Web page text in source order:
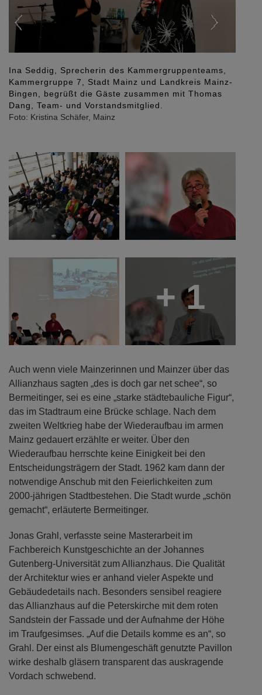
Ina Seddig, Sprecherin des Kammergruppenteams,
Kammergruppe 7, Stadt Mainz und Landkreis Mainz-
Bingen, begrüßt die Gäste zusammen mit Thomas
Dang, Team- und Vorstandsmitglied.
Foto: Kristina Schäfer, Mainz
+ 1
Auch wenn viele Mainzerinnen und Mainzer über das
Allianzhaus sagten „des is doch gar net schee“, so
Bermeitinger, sei es eine „starke städtebauliche Figur“,
das im Stadtraum eine Brücke schlage. Nach dem
zweiten Weltkrieg habe der Wiederaufbau im armen
Mainz gedauert erzählte er weiter. Über den
Wiederaufbau herrschte keine Einigkeit bei den
Entscheidungsträgern der Stadt. 1962 kam dann der
notwendige Anschub mit den Feierlichkeiten zum
2000-jährigen Stadtbestehen. Die Stadt wurde „schön
gemacht“, erläuterte Bermeitinger.
Jonas Grahl, verfasste seine Masterarbeit im
Fachbereich Kunstgeschichte an der Johannes
Gutenberg-Universität zum Allianzhaus. Die Qualität
der Architektur wies er anhand vieler Aspekte und
Gebäudedetails nach. Besonders sensibel reagiere
das Allianzhaus auf die Peterskirche mit dem roten
Sandstein der Fassade und der Aufnahme der Höhe
im Traufgesimses. „Auf die Details komme es an“, so
Grahl. Der einst als Blumengeschäft genutzte Pavillon
wirke deshalb gläsern transparent das auskragende
Vordach schwebend.